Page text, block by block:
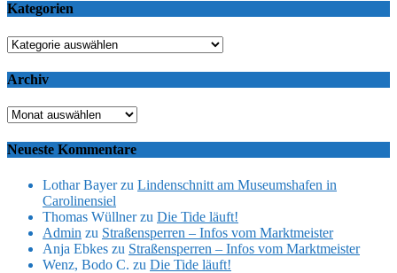
Kategorien
Kategorien
Archiv
Archiv
Neueste Kommentare
Lothar Bayerzu Lindenschnitt am Museumshafen in
Carolinensiel
Thomas Wüllnerzu Die Tide läuft!
Admin zu Straßensperren – Infos vom Marktmeister
Anja Ebkes zu Straßensperren – Infos vom Marktmeister
Wenz, Bodo C. zu Die Tide läuft!